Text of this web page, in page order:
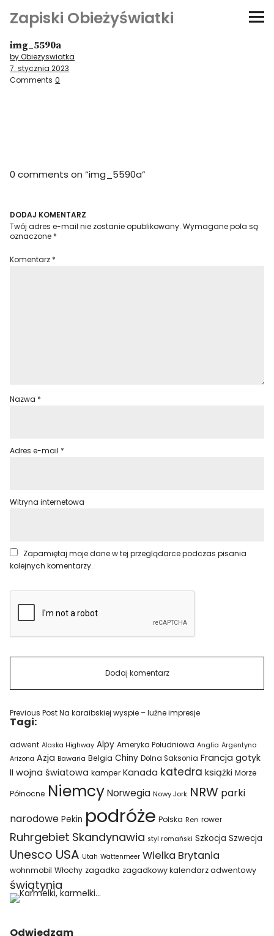
Zapiski Obieżyświatki
Podróże
Kultura i sztuka
Niezwyczajne ściany
Dom na kółkach
img_5590a
by Obiezyswiatka
7. stycznia 2023
Comments 0
0 comments on “img_5590a”
DODAJ KOMENTARZ
Twój adres e-mail nie zostanie opublikowany. Wymagane pola są
oznaczone *
Komentarz *
Nazwa *
Adres e-mail *
Witryna internetowa
Zapamiętaj moje dane w tej przeglądarce podczas pisania
kolejnych komentarzy.
Previous PostNa karaibskiej wyspie – luźne impresje
Tagi:
adwent Alaska Highway Alpy Ameryka Południowa Anglia Argentyna
Arizona Azja Bawaria Belgia Chiny Dolna Saksonia Francja gotyk
II wojna światowa kamper Kanada katedra książki Morze
Północne Niemcy Norwegia Nowy Jork NRW parki
narodowe Pekin podróże Polska Ren rower
Ruhrgebiet Skandynawia styl romański Szkocja Szwecja
Unesco USA Utah Wattenmeer Wielka Brytania
wohnmobil Włochy zagadka zagadkowy kalendarz adwentowy
świątynia
Odwiedzam